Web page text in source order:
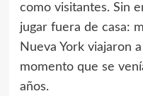
como visitantes. Sin
jugar fuera de casa:
Nueva York viajaron
momento que se
años.